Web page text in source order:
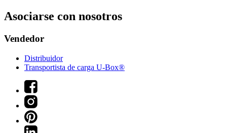
Asociarse con nosotros
Vendedor
Distribuidor
Transportista de carga U-Box®